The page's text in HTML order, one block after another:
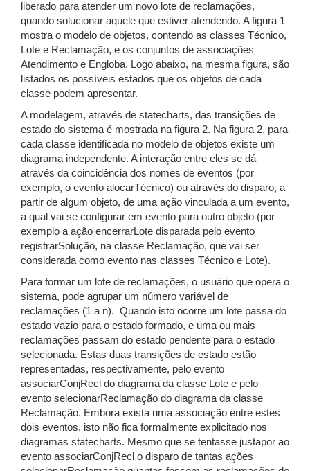
liberado para atender um novo lote de reclamações,
quando solucionar aquele que estiver atendendo. A figura 1
mostra o modelo de objetos, contendo as classes Técnico,
Lote e Reclamação, e os conjuntos de associações
Atendimento e Engloba. Logo abaixo, na mesma figura, são
listados os possíveis estados que os objetos de cada
classe podem apresentar.
A modelagem, através de statecharts, das transições de
estado do sistema é mostrada na figura 2. Na figura 2, para
cada classe identificada no modelo de objetos existe um
diagrama independente. A interação entre eles se dá
através da coincidência dos nomes de eventos (por
exemplo, o evento alocarTécnico) ou através do disparo, a
partir de algum objeto, de uma ação vinculada a um evento,
a qual vai se configurar em evento para outro objeto (por
exemplo a ação encerrarLote disparada pelo evento
registrarSolução, na classe Reclamação, que vai ser
considerada como evento nas classes Técnico e Lote).
Para formar um lote de reclamações, o usuário que opera o
sistema, pode agrupar um número variável de
reclamações (1 a n). Quando isto ocorre um lote passa do
estado vazio para o estado formado, e uma ou mais
reclamações passam do estado pendente para o estado
selecionada. Estas duas transições de estado estão
representadas, respectivamente, pelo evento
associarConjRecl do diagrama da classe Lote e pelo
evento selecionarReclamação do diagrama da classe
Reclamação. Embora exista uma associação entre estes
dois eventos, isto não fica formalmente explicitado nos
diagramas statecharts. Mesmo que se tentasse justapor ao
evento associarConjRecl o disparo de tantas ações